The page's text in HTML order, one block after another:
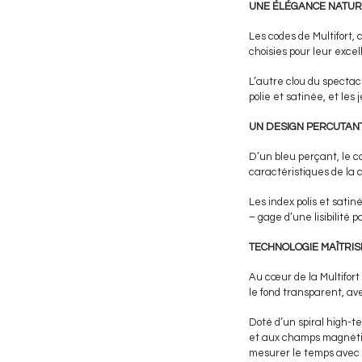
UNE ÉLÉGANCE
Les codes de Multifort,
choisies pour leur
L’autre clou du
polie et satinée, et les
UN DESIGN
D’un bleu perçant, le
caractéristiques de la
Les index polis et
– gage d’une lisibilité
TECHNOLOGIE
Au cœur de la Multifort
le fond transparent,
Doté d’un spiral high-
et aux champs
mesurer le temps